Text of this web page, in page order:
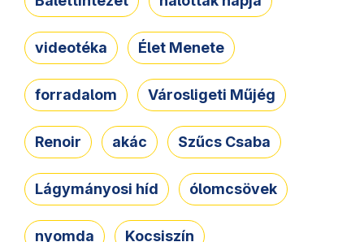
videotéka Élet Menete
forradalom Városligeti Műjég
Renoir akác Szűcs Csaba
Lágymányosi híd ólomcsövek
nyomda Kocsiszín